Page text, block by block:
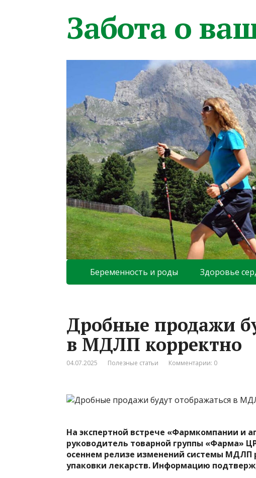
Забота о
Беременность и роды Здоровье
Дробные продажи
в МДЛП корректно
04.07.2025 Полезные статьи Комментарии: 0
На экспертной встрече «Фармкомпании и
руководитель товарной группы «Фарма»
осеннем релизе изменений системы МДЛП
упаковки лекарств. Информацию